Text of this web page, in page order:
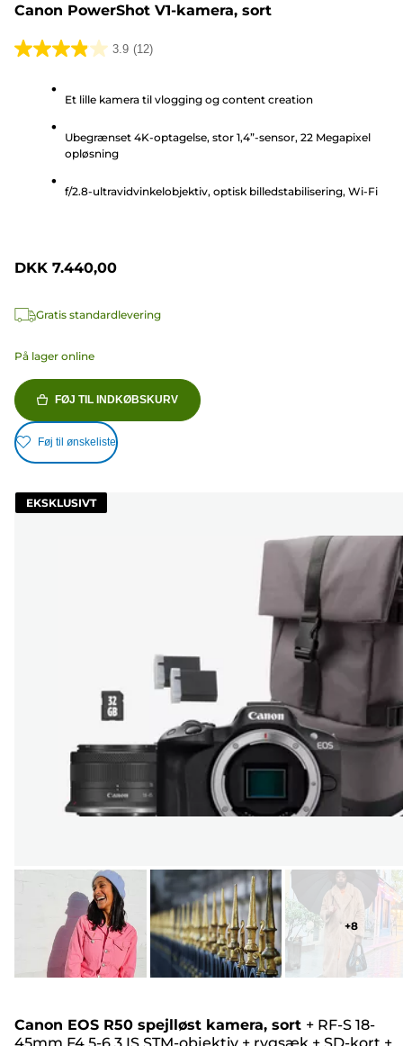
Canon PowerShot V1-kamera, sort
3.9 (12)
3.9
stjerner.
anmeldelser
Et lille kamera til vlogging og content creation
Ubegrænset 4K-optagelse, stor 1,4”-sensor, 22 Megapixel
opløsning
f/2.8-ultravidvinkelobjektiv, optisk billedstabilisering, Wi-Fi
DKK 7.440,00
Gratis standardlevering
På lager online
FØJ TIL INDKØBSKURV
Føj til ønskeliste
EKSKLUSIVT
+8
Canon EOS R50 spejlløst kamera, sort + RF-S 18-